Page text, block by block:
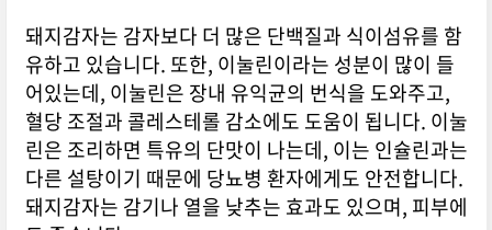
돼지감자는 감자보다 더 많은 단백질과 식이섬유를 함
유하고 있습니다. 또한, 이눌린이라는 성분이 많이 들
어있는데, 이눌린은 장내 유익균의 번식을 도와주고,
혈당 조절과 콜레스테롤 감소에도 도움이 됩니다. 이눌
린은 조리하면 특유의 단맛이 나는데, 이는 인슐린과는
다른 설탕이기 때문에 당뇨병 환자에게도 안전합니다.
돼지감자는 감기나 열을 낮추는 효과도 있으며, 피부에